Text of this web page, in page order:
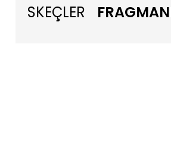
SKEÇLER